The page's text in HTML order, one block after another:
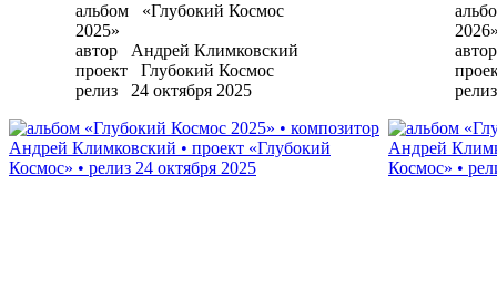
альбом
«Глубокий Космос
2025»
автор
Андрей Климковский
проект
Глубокий Космос
релиз
24 октября 2025
автор
релиз